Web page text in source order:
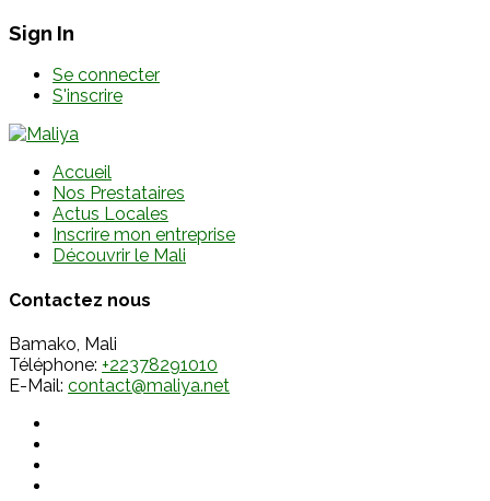
Sign In
Se connecter
S'inscrire
Accueil
Nos Prestataires
Actus Locales
Inscrire mon entreprise
Découvrir le Mali
Contactez nous
Bamako, Mali
Téléphone: +22378291010
E-Mail: contact@maliya.net